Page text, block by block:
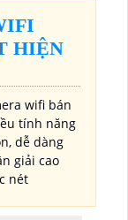
HIỆN
wifi bán
tính năng
dễ dàng
giải cao
nét